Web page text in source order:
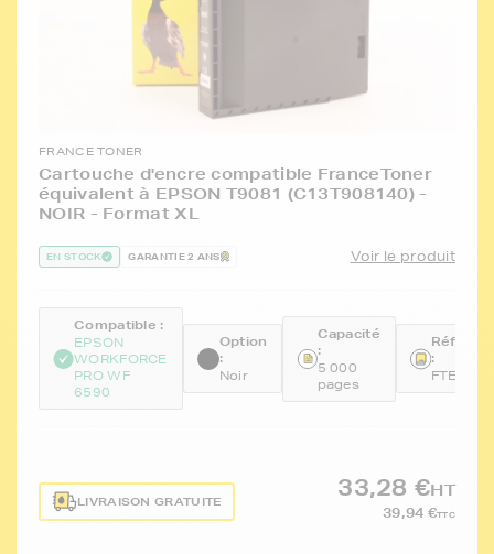
FRANCE TONER
Cartouche d'encre compatible FranceToner
équivalent à EPSON T9081 (C13T908140) -
NOIR - Format XL
EN STOCK GARANTIE 2 ANS Voir le produit
Compatible :
EPSON
WORKFORCE
PRO WF
6590
Option
:
Noir
Capacité
:
5 000
pages
:
LIVRAISON GRATUITE
33,28 €HT
39,94 €TTC